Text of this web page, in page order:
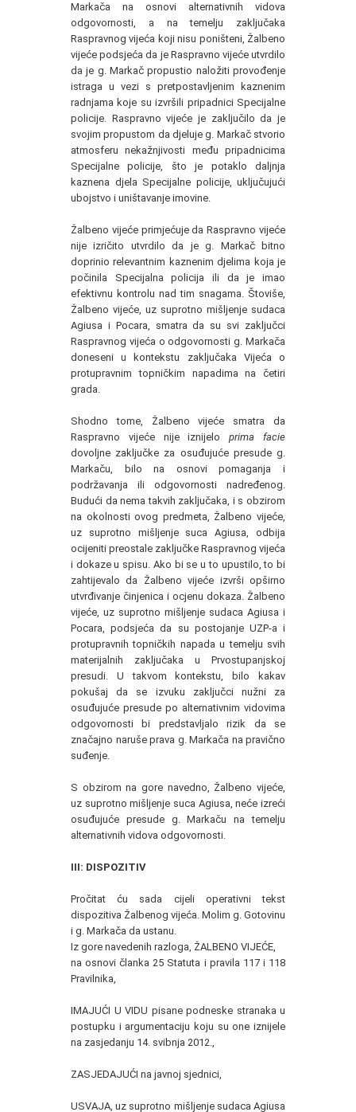
Markača na osnovi alternativnih vidova
odgovornosti, a na temelju zaključaka
Raspravnog vijeća koji nisu poništeni, Žalbeno
vijeće podsjeća da je Raspravno vijeće utvrdilo
da je g. Markač propustio naložiti provođenje
istraga u vezi s pretpostavljenim kaznenim
radnjama koje su izvršili pripadnici Specijalne
policije. Raspravno vijeće je zaključilo da je
svojim propustom da djeluje g. Markač stvorio
atmosferu nekažnjivosti među pripadnicima
Specijalne policije, što je potaklo daljnja
kaznena djela Specijalne policije, uključujući
ubojstvo i uništavanje imovine.
Žalbeno vijeće primjećuje da Raspravno vijeće
nije izričito utvrdilo da je g. Markač bitno
doprinio relevantnim kaznenim djelima koja je
počinila Specijalna policija ili da je imao
efektivnu kontrolu nad tim snagama. Štoviše,
Žalbeno vijeće, uz suprotno mišljenje sudaca
Agiusa i Pocara, smatra da su svi zaključci
Raspravnog vijeća o odgovornosti g. Markača
doneseni u kontekstu zaključaka Vijeća o
protupravnim topničkim napadima na četiri
grada.
Shodno tome, Žalbeno vijeće smatra da
Raspravno vijeće nije iznijeloprima facie
dovoljne zaključke za osuđujuće presude g.
Markaču, bilo na osnovi pomaganja i
podržavanja ili odgovornosti nadređenog.
Budući da nema takvih zaključaka, i s obzirom
na okolnosti ovog predmeta, Žalbeno vijeće,
uz suprotno mišljenje suca Agiusa, odbija
ocijeniti preostale zaključke Raspravnog vijeća
i dokaze u spisu. Ako bi se u to upustilo, to bi
zahtijevalo da Žalbeno vijeće izvrši opširno
utvrđivanje činjenica i ocjenu dokaza. Žalbeno
vijeće, uz suprotno mišljenje sudaca Agiusa i
Pocara, podsjeća da su postojanje UZP-a i
protupravnih topničkih napada u temelju svih
materijalnih zaključaka u Prvostupanjskoj
presudi. U takvom kontekstu, bilo kakav
pokušaj da se izvuku zaključci nužni za
osuđujuće presude po alternativnim vidovima
odgovornosti bi predstavljalo rizik da se
značajno naruše prava g. Markača na pravično
suđenje.
S obzirom na gore navedno, Žalbeno vijeće,
uz suprotno mišljenje suca Agiusa, neće izreći
osuđujuće presude g. Markaču na temelju
alternativnih vidova odgovornosti.
III: DISPOZITIV
Pročitat ću sada cijeli operativni tekst
dispozitiva Žalbenog vijeća. Molim g. Gotovinu
i g. Markača da ustanu.
Iz gore navedenih razloga, ŽALBENO VIJEĆE,
na osnovi članka 25 Statuta i pravila 117 i 118
Pravilnika,
IMAJUĆI U VIDU pisane podneske stranaka u
postupku i argumentaciju koju su one iznijele
na zasjedanju 14. svibnja 2012.,
ZASJEDAJUĆI na javnoj sjednici,
USVAJA, uz suprotno mišljenje sudaca Agiusa